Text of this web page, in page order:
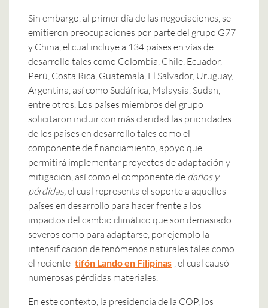
Sin embargo, al primer día de las negociaciones, se
emitieron preocupaciones por parte del grupo G77
y China, el cual incluye a 134 países en vías de
desarrollo tales como Colombia, Chile, Ecuador,
Perú, Costa Rica, Guatemala, El Salvador, Uruguay,
Argentina, así como Sudáfrica, Malaysia, Sudan,
entre otros. Los países miembros del grupo
solicitaron incluir con más claridad las prioridades
de los países en desarrollo tales como el
componente de financiamiento, apoyo que
permitirá implementar proyectos de adaptación y
mitigación, así como el componente de daños y
pérdidas, el cual representa el soporte a aquellos
países en desarrollo para hacer frente a los
impactos del cambio climático que son demasiado
severos como para adaptarse, por ejemplo la
intensificación de fenómenos naturales tales como
el reciente tifón Lando en Filipinas , el cual causó
numerosas pérdidas materiales.
En este contexto, la presidencia de la COP, los